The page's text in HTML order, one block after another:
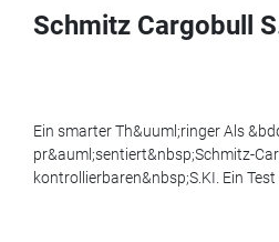
Schmitz Cargobull
Ein smarter Th&uuml;ringer Als
pr&auml;sentiert&nbsp;Schmitz-
kontrollierbaren&nbsp;S.KI. Ein Test